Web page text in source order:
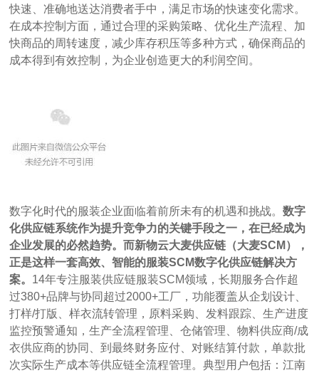
快速、准确地送达消费者手中，满足市场的快速变化需求。
在成本控制方面，通过合理的采购策略、优化生产流程、加
快商品的周转速度，减少库存积压等多种方式，确保商品的
成本得到有效控制，为企业创造更大的利润空间。
数字化时代的服装企业面临着前所未有的机遇和挑战。数字
化供应链系统作为提升竞争力的关键手段之一，在已经成为
企业发展的必然趋势。而新物云大麦供应链（大麦SCM），
正是这样一套高效、智能的服装SCM数字化供应链解决方
案。 14年专注服装供应链服装SCM领域，长期服务合作超
过380+品牌与协同超过2000+工厂，功能覆盖从企划设计、
打样/打版、样衣流转管理，原料采购、发料跟踪、生产进度
监控预警通知，生产全流程管理、仓储管理、物料供应商/成
衣供应商的协同、到最终财务应付、对账结算付款，单款批
次实际生产成本等供应链全流程管理。典型用户包括：江南